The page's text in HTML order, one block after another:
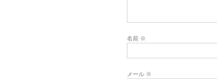
名前 ※
メール ※